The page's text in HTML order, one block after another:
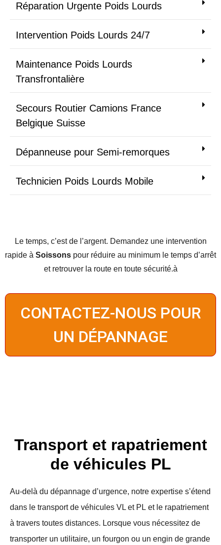
Réparation Urgente Poids Lourds
Intervention Poids Lourds 24/7
Maintenance Poids Lourds
Transfrontalière
Secours Routier Camions France
Belgique Suisse
Dépanneuse pour Semi-remorques
Technicien Poids Lourds Mobile
Le temps, c’est de l’argent. Demandez une intervention
rapide à Soissons pour réduire au minimum le temps d’arrêt
et retrouver la route en toute sécurité.à
CONTACTEZ-NOUS POUR
UN DÉPANNAGE
Transport et rapatriement
de véhicules PL
Au-delà du dépannage d’urgence, notre expertise s’étend
dans le transport de véhicules VL et PL et le rapatriement
à travers toutes distances. Lorsque vous nécessitez de
transporter un utilitaire, un fourgon ou un engin de grande